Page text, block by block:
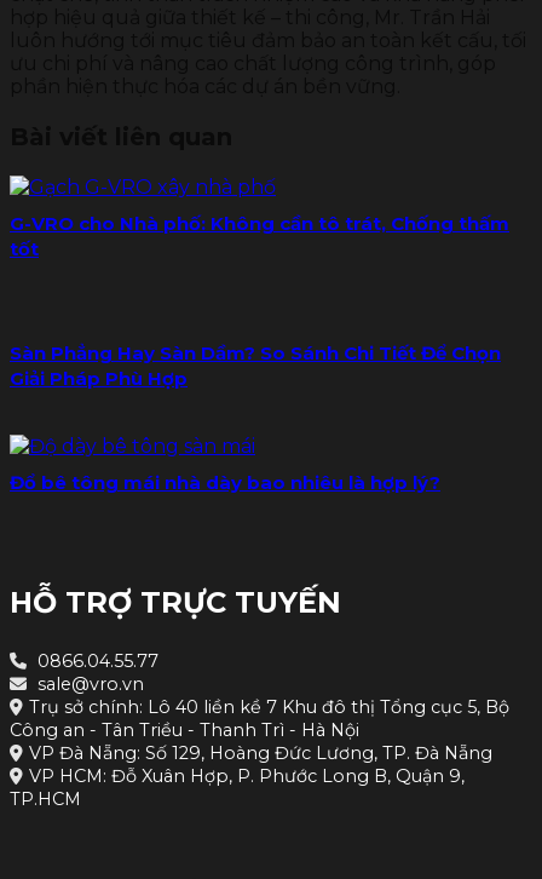
G-VRO cho Nhà phố: Không cần tô trát, Chống thấm
tốt
Sàn Phẳng Hay Sàn Dầm? So Sánh Chi Tiết Để Chọn
Giải Pháp Phù Hợp
Đổ bê tông mái nhà dày bao nhiêu là hợp lý?
HỖ TRỢ TRỰC TUYẾN
0866.04.55.77
sale@vro.vn
Trụ sở chính: Lô 40 liền kề 7 Khu đô thị Tổng cục 5, Bộ
Công an - Tân Triều - Thanh Trì - Hà Nội
VP Đà Nẵng: Số 129, Hoàng Đức Lương, TP. Đà Nẵng
VP HCM: Đỗ Xuân Hợp, P. Phước Long B, Quận 9,
TP.HCM